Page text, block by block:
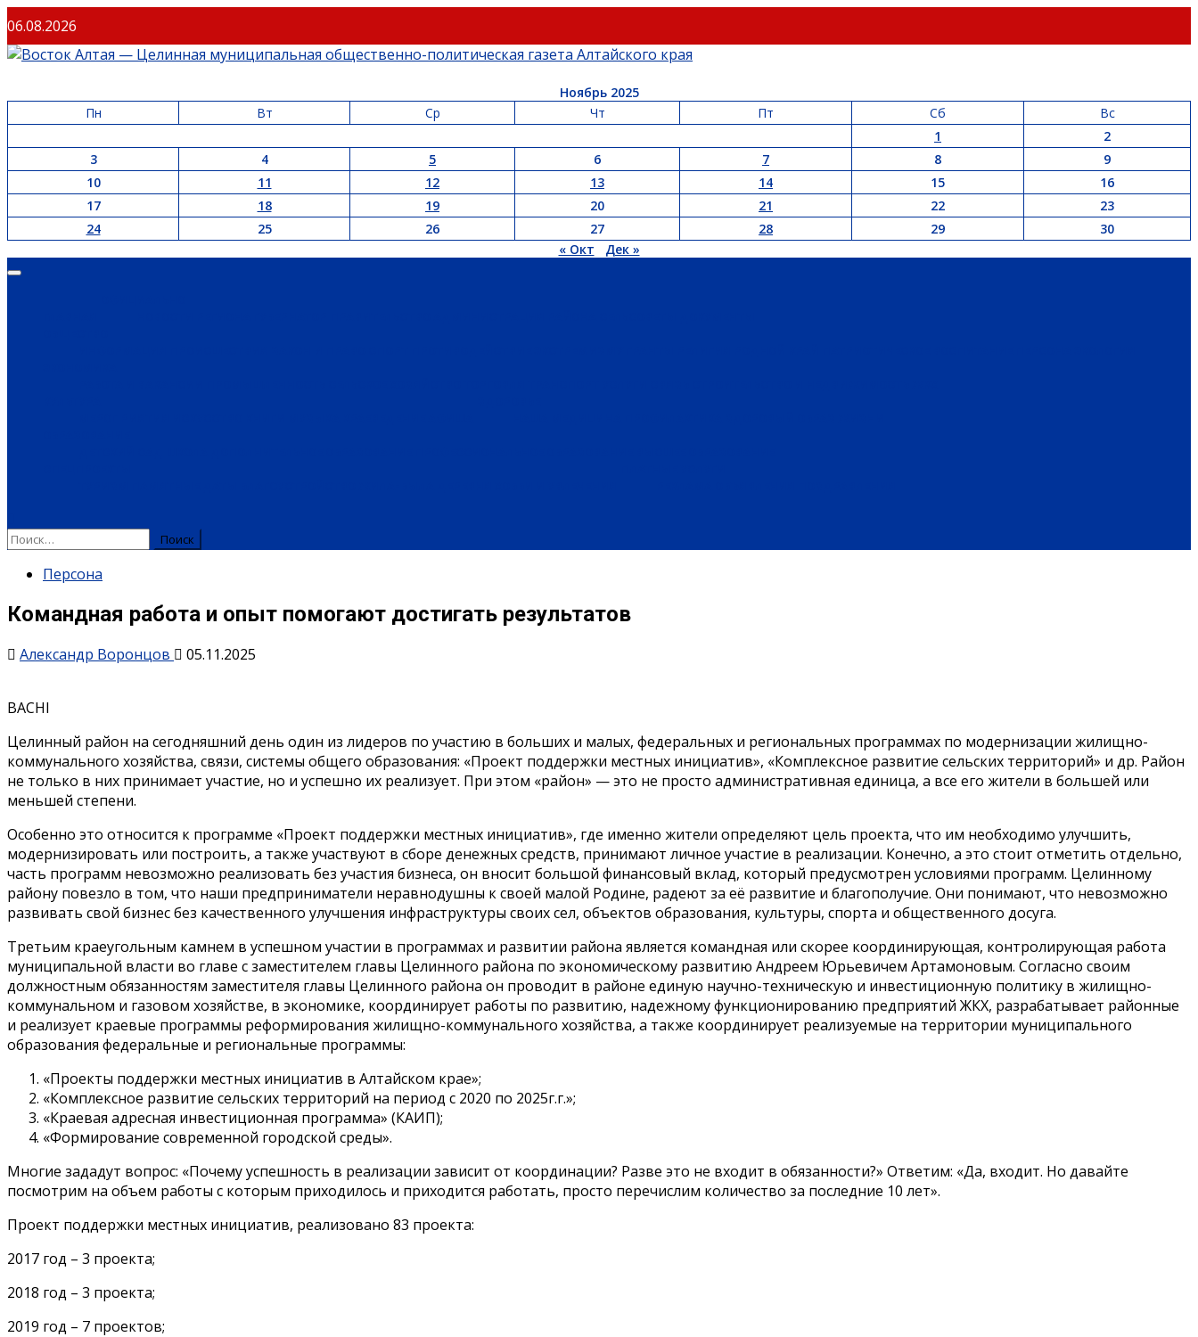
Перейти
к
содержимому
06.08.2026
Ноябрь 2025
Пн
Вт Ср Чт Пт Сб
Вс
1
2
3
4 5 6 7 8
9
10
11 12 13 14 15
16
17
18 19 20 21 22
23
24
25 26 27 28 29
30
« Окт
Дек »
Основное
Найти:
Персона
Командная работа и опыт помогают достигать результатов
Александр Воронцов 05.11.2025
BACHI
Целинный район на сегодняшний день один из лидеров по участию в больших и малых, федеральных и региональных программах по модернизации жилищно-
коммунального хозяйства, связи, системы общего образования: «Проект поддержки местных инициатив», «Комплексное развитие сельских территорий» и др. Район
не только в них принимает участие, но и успешно их реализует. При этом «район» — это не просто административная единица, а все его жители в большей или
меньшей степени.
Особенно это относится к программе «Проект поддержки местных инициатив», где именно жители определяют цель проекта, что им необходимо улучшить,
модернизировать или построить, а также участвуют в сборе денежных средств, принимают личное участие в реализации. Конечно, а это стоит отметить отдельно,
часть программ невозможно реализовать без участия бизнеса, он вносит большой финансовый вклад, который предусмотрен условиями программ. Целинному
району повезло в том, что наши предприниматели неравнодушны к своей малой Родине, радеют за её развитие и благополучие. Они понимают, что невозможно
развивать свой бизнес без качественного улучшения инфраструктуры своих сел, объектов образования, культуры, спорта и общественного досуга.
Третьим краеугольным камнем в успешном участии в программах и развитии района является командная или скорее координирующая, контролирующая работа
муниципальной власти во главе с заместителем главы Целинного района по экономическому развитию Андреем Юрьевичем Артамоновым. Согласно своим
должностным обязанностям заместителя главы Целинного района он проводит в районе единую научно-техническую и инвестиционную политику в жилищно-
коммунальном и газовом хозяйстве, в экономике, координирует работы по развитию, надежному функционированию предприятий ЖКХ, разрабатывает районные
и реализует краевые программы реформирования жилищно-коммунального хозяйства, а также координирует реализуемые на территории муниципального
образования федеральные и региональные программы:
«Проекты поддержки местных инициатив в Алтайском крае»;
«Комплексное развитие сельских территорий на период с 2020 по 2025г.г.»;
«Краевая адресная инвестиционная программа» (КАИП);
«Формирование современной городской среды».
Многие зададут вопрос: «Почему успешность в реализации зависит от координации? Разве это не входит в обязанности?» Ответим: «Да, входит. Но давайте
посмотрим на объем работы с которым приходилось и приходится работать, просто перечислим количество за последние 10 лет».
Проект поддержки местных инициатив, реализовано 83 проекта:
2017 год – 3 проекта;
2018 год – 3 проекта;
2019 год – 7 проектов;